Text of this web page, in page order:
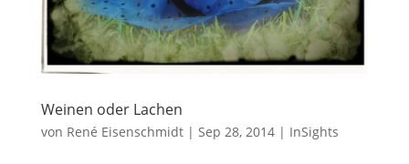
Weinen oder Lachen
von René Eisenschmidt| Sep 28, 2014| InSights